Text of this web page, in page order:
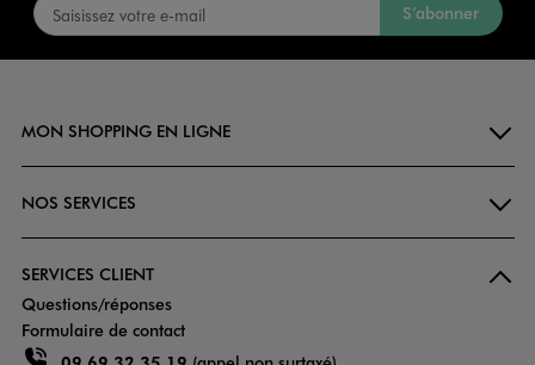
S’abonner
MON SHOPPING EN LIGNE
NOS SERVICES
SERVICES CLIENT
Questions/réponses
Formulaire de contact